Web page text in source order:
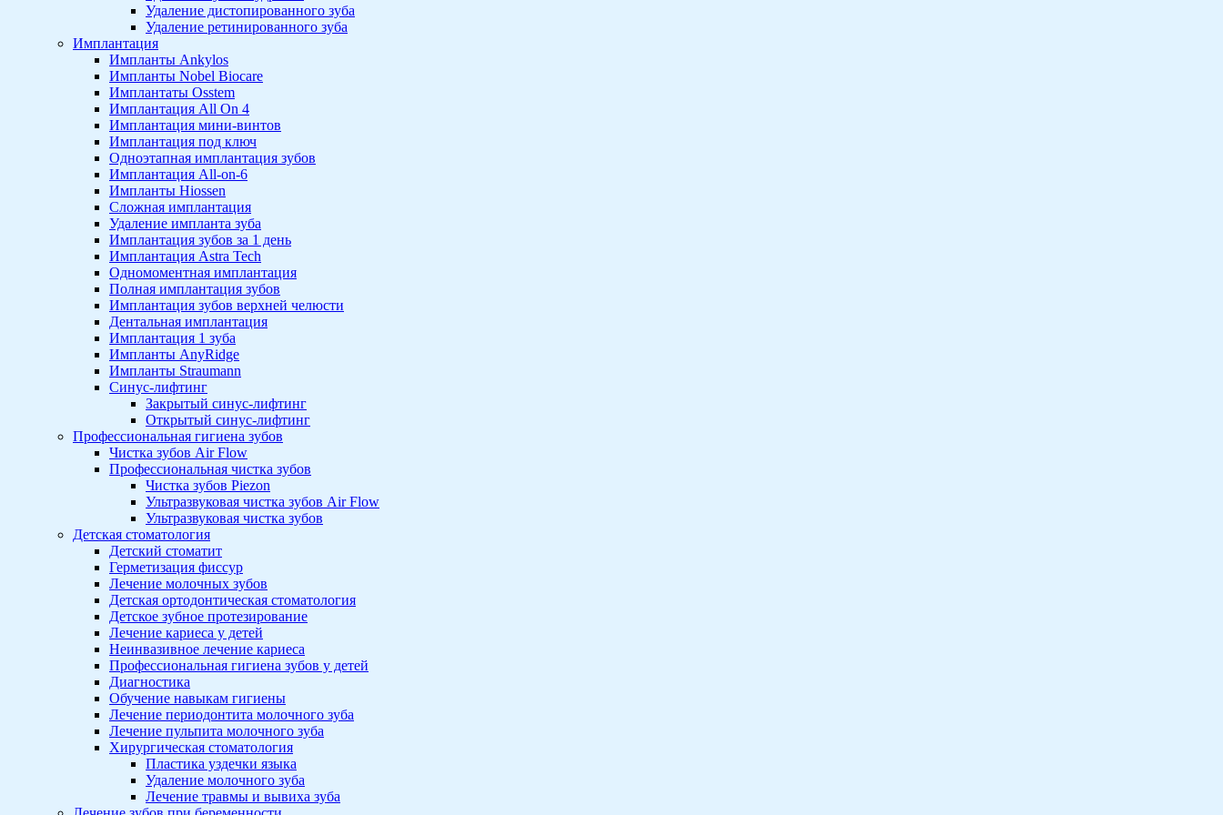
Удаление дистопированного зуба
Удаление ретинированного зуба
Имплантация
Импланты Ankylos
Импланты Nobel Biocare
Имплантаты Osstem
Имплантация All On 4
Имплантация мини-винтов
Имплантация под ключ
Одноэтапная имплантация зубов
Имплантация All-on-6
Импланты Hiossen
Сложная имплантация
Удаление импланта зуба
Имплантация зубов за 1 день
Имплантация Astra Tech
Одномоментная имплантация
Полная имплантация зубов
Имплантация зубов верхней челюсти
Дентальная имплантация
Имплантация 1 зуба
Импланты AnyRidge
Импланты Straumann
Синус-лифтинг
Закрытый синус-лифтинг
Открытый синус-лифтинг
Профессиональная гигиена зубов
Чистка зубов Air Flow
Профессиональная чистка зубов
Чистка зубов Piezon
Ультразвуковая чистка зубов Air Flow
Ультразвуковая чистка зубов
Детская стоматология
Детский стоматит
Герметизация фиссур
Лечение молочных зубов
Детская ортодонтическая стоматология
Детское зубное протезирование
Лечение кариеса у детей
Неинвазивное лечение кариеса
Профессиональная гигиена зубов у детей
Диагностика
Обучение навыкам гигиены
Лечение периодонтита молочного зуба
Лечение пульпита молочного зуба
Хирургическая стоматология
Пластика уздечки языка
Удаление молочного зуба
Лечение травмы и вывиха зуба